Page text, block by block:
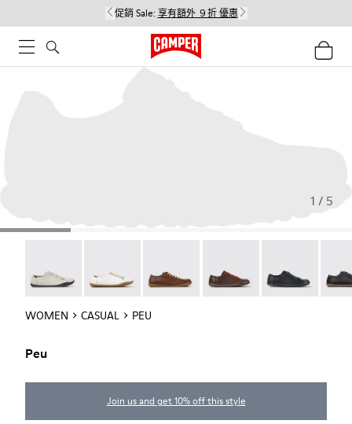
促銷 Sale: 享有額外 ９折 優惠
1 / 5
WOMEN CASUAL PEU
Peu
Join us and get 10% off this style